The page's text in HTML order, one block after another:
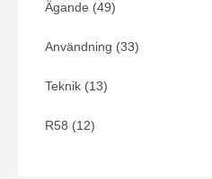
Ägande (49)
Användning (33)
Teknik (13)
R58 (12)